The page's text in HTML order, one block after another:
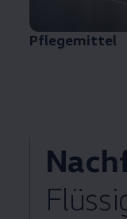
Pflegemittel